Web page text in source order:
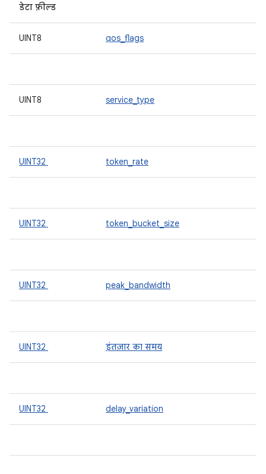
डेटा फ़ील्ड
UINT8 qos_flags
UINT8 service_type
UINT32 token_rate
UINT32 token_bucket_size
UINT32 peak_bandwidth
UINT32 इंतज़ार का समय
UINT32 delay_variation